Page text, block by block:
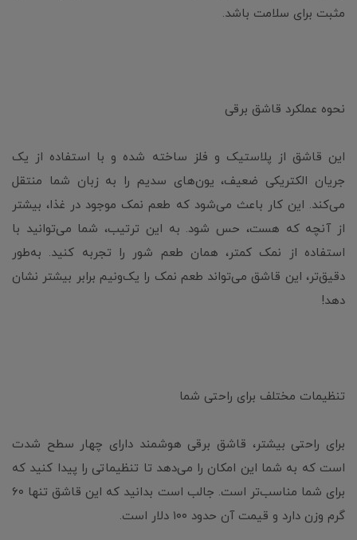
مثبت برای سلامت باشد.
نحوه عملکرد قاشق برقی
این قاشق از پلاستیک و فلز ساخته شده و با استفاده از یک
جریان الکتریکی ضعیف، یون‌های سدیم را به زبان شما منتقل
می‌کند. این کار باعث می‌شود که طعم نمک موجود در غذا، بیشتر
از آنچه که هست، حس شود. به این ترتیب، شما می‌توانید با
استفاده از نمک کمتر، همان طعم شور را تجربه کنید. به‌طور
دقیق‌تر، این قاشق می‌تواند طعم نمک را یک‌ونیم برابر بیشتر نشان
دهد!
تنظیمات مختلف برای راحتی شما
برای راحتی بیشتر، قاشق برقی هوشمند دارای چهار سطح شدت
است که به شما این امکان را می‌دهد تا تنظیماتی را پیدا کنید که
برای شما مناسب‌تر است. جالب است بدانید که این قاشق تنها ۶۰
گرم وزن دارد و قیمت آن حدود ۱۰۰ دلار است.